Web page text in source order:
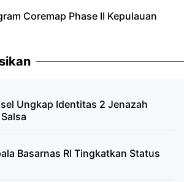
Coremap Phase II Kepulauan
Ungkap Identitas 2 Jenazah
Basarnas RI Tingkatkan Status